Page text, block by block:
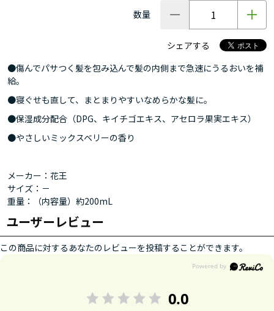
数量
シェアする
●傷んでパサつく髪を包み込んで髪の内側まで急速にうるおいを補
給。
●寝ぐせも直して、まとまりやすいなめらかな髪に。
●保湿成分配合（DPG、キイチゴエキス、アセロラ果実エキス）
●やさしいミックスベリーの香り
メーカー：花王
サイズ：－
重量：（内容量）約200mL
ユーザーレビュー
この商品に対するあなたのレビューを投稿することができます。
0.0